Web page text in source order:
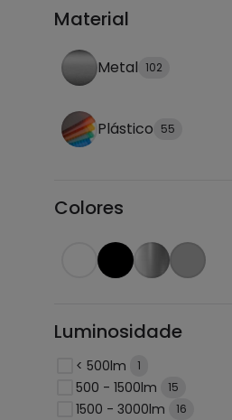
Material
Metal 102
Plástico 55
Colores
Luminosidade
< 500lm 1
500 - 1500lm 15
1500 - 3000lm 16